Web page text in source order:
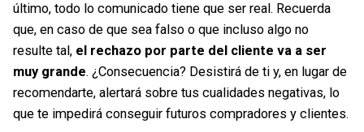
último, todo lo comunicado tiene que ser real. Recuerda
que, en caso de que sea falso o que incluso algo no
resulte tal, el rechazo por parte del cliente va a ser
muy grande. ¿Consecuencia? Desistirá de ti y, en lugar de
recomendarte, alertará sobre tus cualidades negativas, lo
que te impedirá conseguir futuros compradores y clientes.